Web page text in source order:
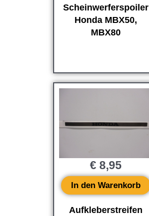
Scheinwerferspoiler
Honda MBX50,
MBX80
Aufkleberstreifen
€8,95
In den Warenkorb